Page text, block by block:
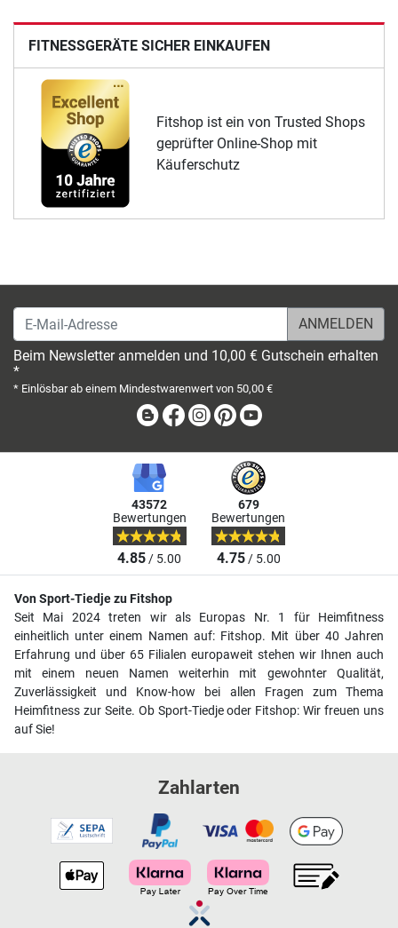
FITNESSGERÄTE SICHER EINKAUFEN
Fitshop ist ein von Trusted Shops
geprüfter Online-Shop mit
Käuferschutz
E-Mail-Adresse
Beim Newsletter anmelden und 10,00 € Gutschein erhalten
*
* Einlösbar ab einem Mindestwarenwert von 50,00 €
BlogFacebook
Instagram
Pinterest
43572
Bewertungen
4.85/ 5.00
679
Bewertungen
4.75/ 5.00
Von Sport-Tiedje zu Fitshop
Seit Mai 2024 treten wir als Europas Nr. 1 für Heimfitness
einheitlich unter einem Namen auf: Fitshop. Mit über 40 Jahren
Erfahrung und über 65 Filialen europaweit stehen wir Ihnen auch
mit einem neuen Namen weiterhin mit gewohnter Qualität,
Zuverlässigkeit und Know-how bei allen Fragen zum Thema
Heimfitness zur Seite. Ob Sport-Tiedje oder Fitshop: Wir freuen uns
auf Sie!
Zahlarten